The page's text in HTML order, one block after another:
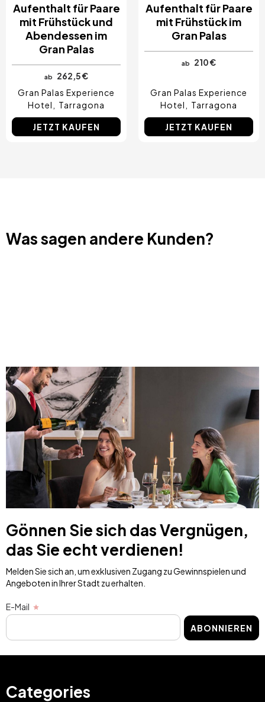
Aufenthalt für Paare
mit Frühstück und
Abendessen im
Gran Palas
ab
262,5 €
Gran Palas Experience
Hotel
Tarragona
JETZT KAUFEN
Aufenthalt für Paare
mit Frühstück im
Gran Palas
ab 210 €
Gran Palas Experience
Hotel
Tarragona
JETZT KAUFEN
Was sagen andere Kunden?
Gönnen Sie sich das Vergnügen,
das Sie echt verdienen!
Melden Sie sich an, um exklusiven Zugang zu Gewinnspielen und
Angeboten in Ihrer Stadt zu erhalten.
E-Mail
ABONNIEREN
Categories